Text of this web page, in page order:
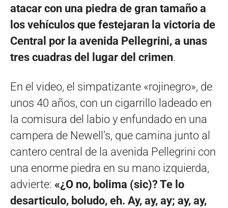
atacar con una piedra de gran tamaño a
los vehículos que festejaran la victoria de
Central por la avenida Pellegrini, a unas
tres cuadras del lugar del crimen.
En el video, el simpatizante «rojinegro», de
unos 40 años, con un cigarrillo ladeado en
la comisura del labio y enfundado en una
campera de Newell’s, que camina junto al
cantero central de la avenida Pellegrini con
una enorme piedra en su mano izquierda,
advierte: «¿O no, bolima (sic)? Te lo
desarticulo, boludo, eh. Ay, ay, ay; ay, ay,